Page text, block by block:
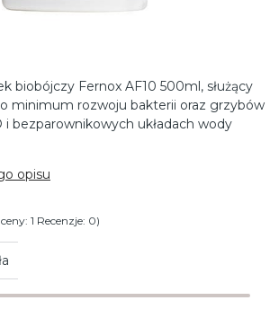
biobójczy Fernox AF10 500ml, służący
minimum rozwoju bakterii oraz grzybów
i bezparownikowych układach wody
opisu
1 Recenzje: 0)